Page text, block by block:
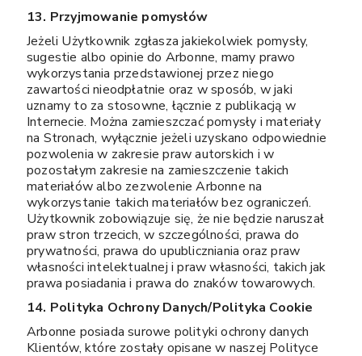
13. Przyjmowanie pomysłów
Jeżeli Użytkownik zgłasza jakiekolwiek pomysły,
sugestie albo opinie do Arbonne, mamy prawo
wykorzystania przedstawionej przez niego
zawartości nieodpłatnie oraz w sposób, w jaki
uznamy to za stosowne, łącznie z publikacją w
Internecie. Można zamieszczać pomysły i materiały
na Stronach, wyłącznie jeżeli uzyskano odpowiednie
pozwolenia w zakresie praw autorskich i w
pozostałym zakresie na zamieszczenie takich
materiałów albo zezwolenie Arbonne na
wykorzystanie takich materiałów bez ograniczeń.
Użytkownik zobowiązuje się, że nie będzie naruszał
praw stron trzecich, w szczególności, prawa do
prywatności, prawa do upubliczniania oraz praw
własności intelektualnej i praw własności, takich jak
prawa posiadania i prawa do znaków towarowych.
14. Polityka Ochrony Danych/Polityka Cookie
Arbonne posiada surowe polityki ochrony danych
Klientów, które zostały opisane w naszej Polityce